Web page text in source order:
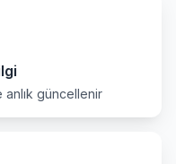
anlık güncellenir